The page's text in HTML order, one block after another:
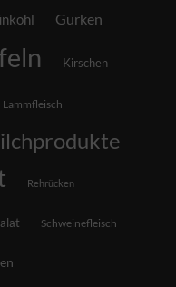
Gurken
Kirschen
Lammfleisch
Rehrücken
Schweinefleisch